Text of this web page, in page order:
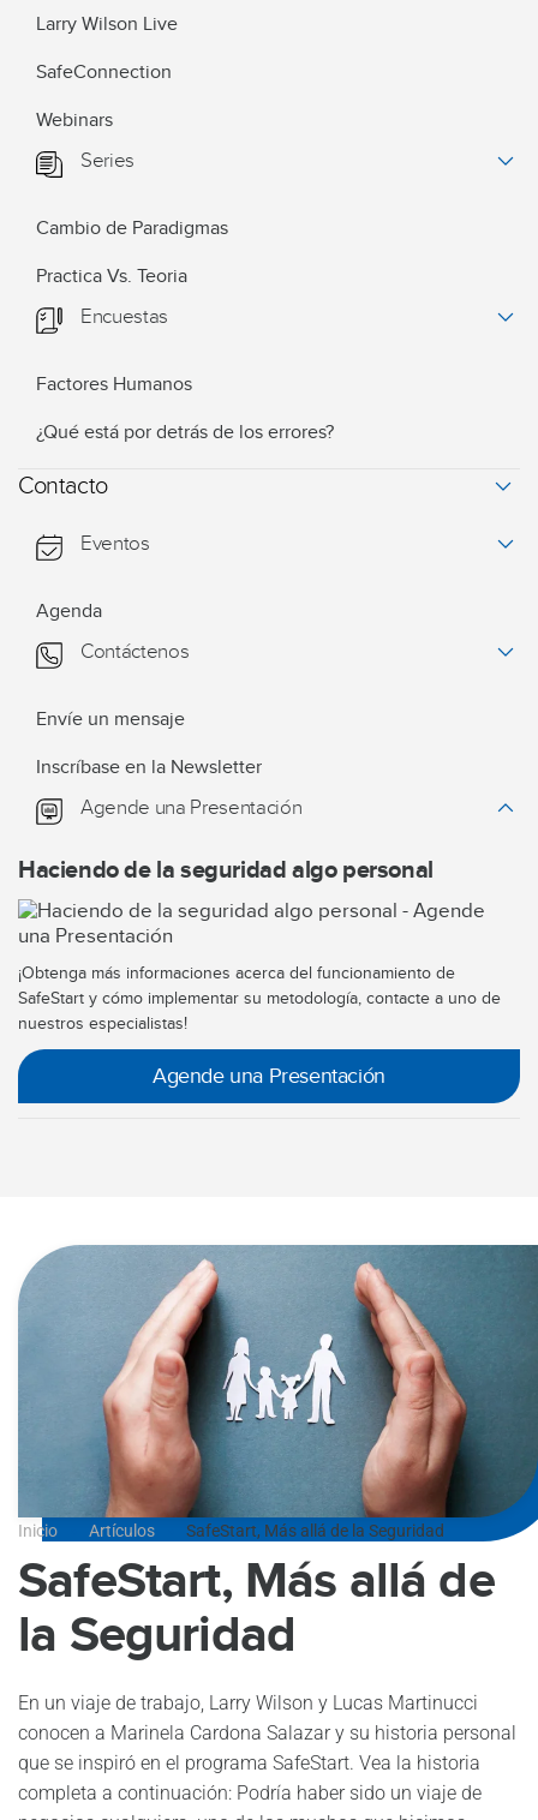
Larry Wilson Live
SafeConnection
Webinars
Series
Cambio de Paradigmas
Practica Vs. Teoria
Encuestas
Factores Humanos
¿Qué está por detrás de los errores?
Contacto
Eventos
Agenda
Contáctenos
Envíe un mensaje
Inscríbase en la Newsletter
Agende una Presentación
Haciendo de la seguridad algo personal
¡Obtenga más informaciones acerca del funcionamiento de
SafeStart y cómo implementar su metodología, contacte a uno de
nuestros especialistas!
Agende una Presentación
Inicio Artículos SafeStart, Más allá de la Seguridad
SafeStart, Más allá de
la Seguridad
En un viaje de trabajo, Larry Wilson y Lucas Martinucci
conocen a Marinela Cardona Salazar y su historia personal
que se inspiró en el programa SafeStart. Vea la historia
completa a continuación: Podría haber sido un viaje de